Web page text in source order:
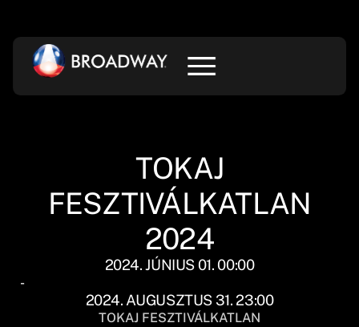
TOKAJ
FESZTIVÁLKATLAN
2024
2024. JÚNIUS 01. 00:00
-
2024. AUGUSZTUS 31. 23:00
TOKAJ FESZTIVÁLKATLAN